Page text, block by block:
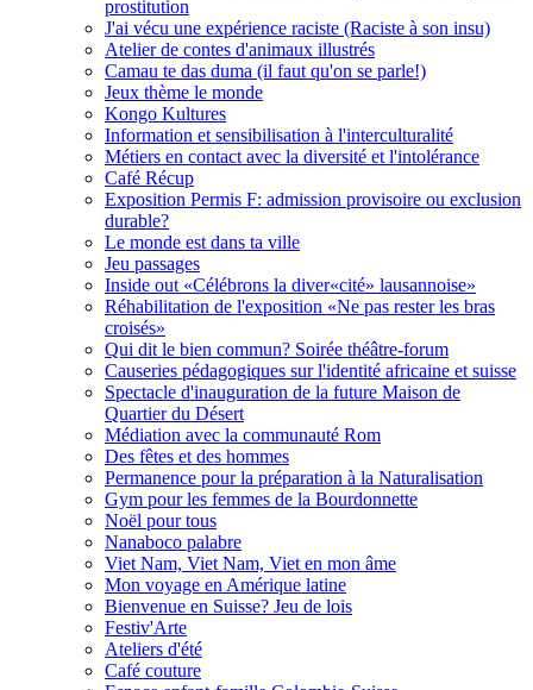
prostitution
J'ai vécu une expérience raciste (Raciste à son insu)
Atelier de contes d'animaux illustrés
Camau te das duma (il faut qu'on se parle!)
Jeux thème le monde
Kongo Kultures
Information et sensibilisation à l'interculturalité
Métiers en contact avec la diversité et l'intolérance
Café Récup
Exposition Permis F: admission provisoire ou exclusion
durable?
Le monde est dans ta ville
Jeu passages
Inside out «Célébrons la diver«cité» lausannoise»
Réhabilitation de l'exposition «Ne pas rester les bras
croisés»
Qui dit le bien commun? Soirée théâtre-forum
Causeries pédagogiques sur l'identité africaine et suisse
Spectacle d'inauguration de la future Maison de
Quartier du Désert
Médiation avec la communauté Rom
Des fêtes et des hommes
Permanence pour la préparation à la Naturalisation
Gym pour les femmes de la Bourdonnette
Noël pour tous
Nanaboco palabre
Viet Nam, Viet Nam, Viet en mon âme
Mon voyage en Amérique latine
Bienvenue en Suisse? Jeu de lois
Festiv'Arte
Ateliers d'été
Café couture